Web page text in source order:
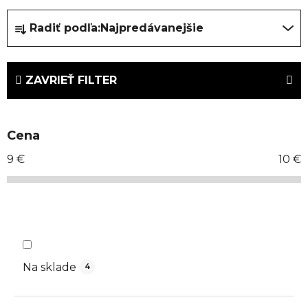
a
d
e
n
p
r
o
Radiť podľa:Najpredávanejšie
ZAVRIEŤ FILTER
Cena
9 € 10 €
Na sklade 4